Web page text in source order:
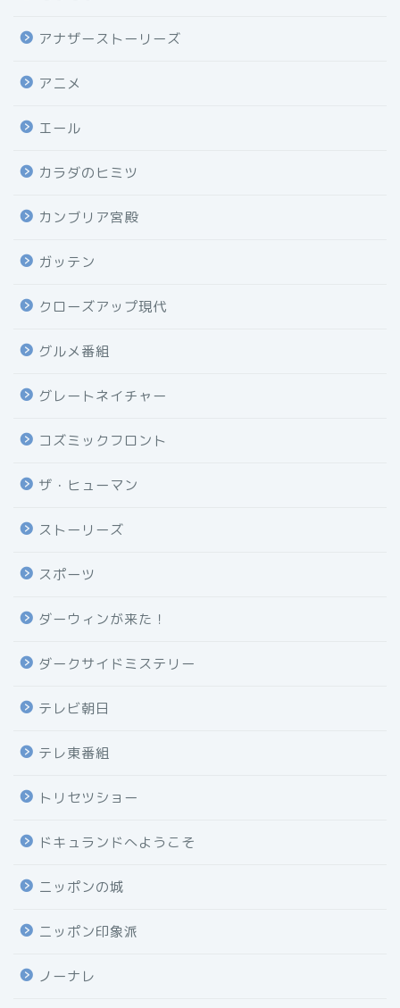
アナザーストーリーズ
アニメ
エール
カラダのヒミツ
カンブリア宮殿
ガッテン
クローズアップ現代
グルメ番組
グレートネイチャー
コズミックフロント
ザ・ヒューマン
ストーリーズ
スポーツ
ダーウィンが来た！
ダークサイドミステリー
テレビ朝日
テレ東番組
トリセツショー
ドキュランドへようこそ
ニッポンの城
ニッポン印象派
ノーナレ